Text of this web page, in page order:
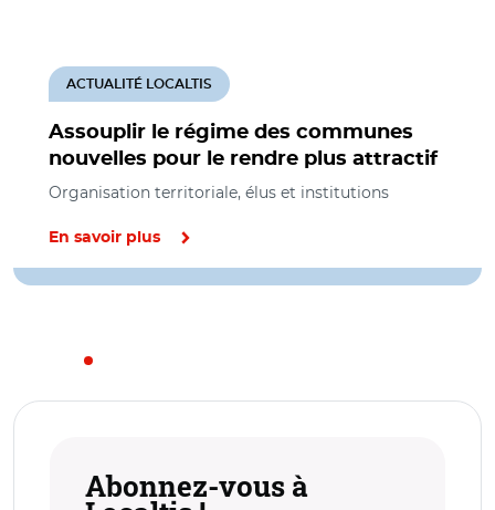
Assouplir le régime des communes
nouvelles pour le rendre plus attractif
ACTUALITÉ LOCALTIS
Organisation territoriale, élus et institutions
En savoir plus
Abonnez-vous à